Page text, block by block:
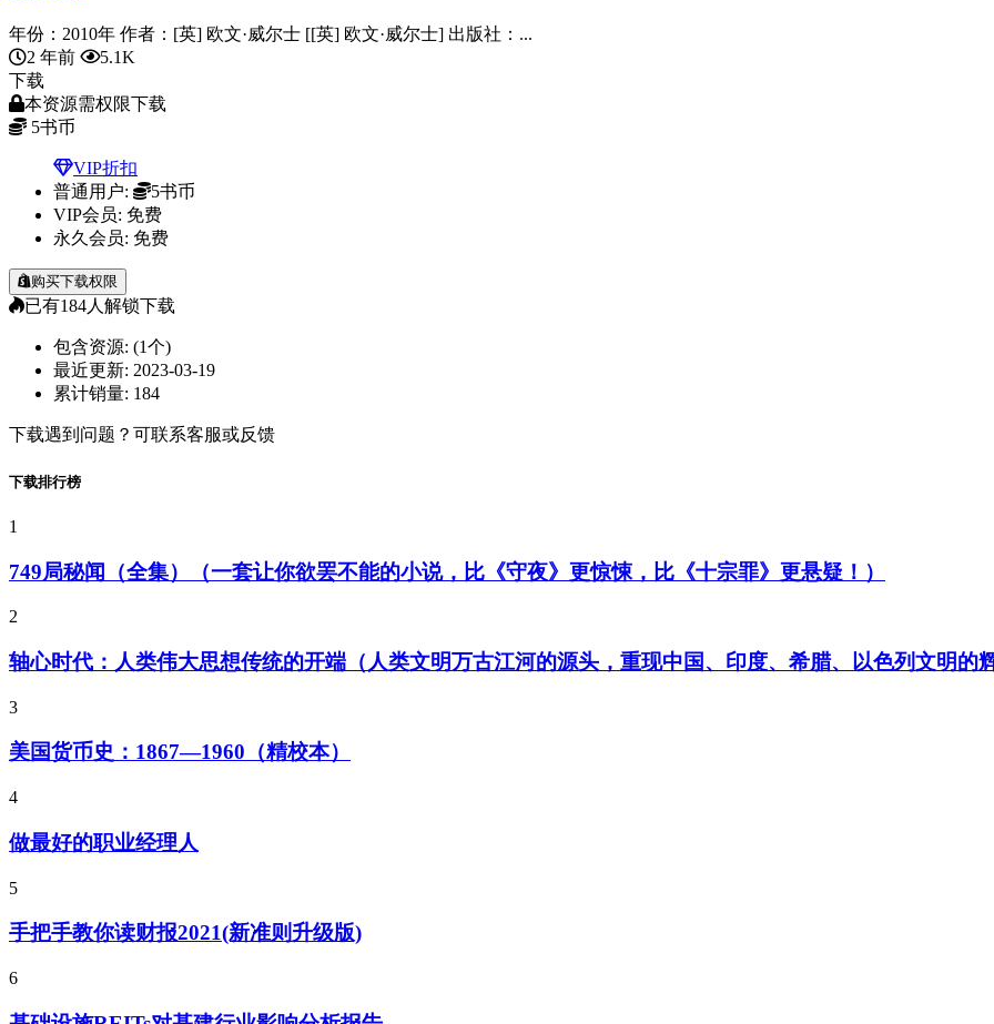
年份：2010年 作者：[英] 欧文·威尔士 [[英] 欧文·威尔士] 出版社：...
2 年前
5.1K
下载
本资源需权限下载
5书币
VIP折扣
普通用户:
5书币
VIP会员: 免费
永久会员: 免费
购买下载权限
已有184人解锁下载
包含资源: (1个)
最近更新: 2023-03-19
累计销量: 184
下载遇到问题？可联系客服或反馈
下载排行榜
1
749局秘闻（全集）（一套让你欲罢不能的小说，比《守夜》更惊悚，比《十宗罪》更悬疑！）
2
轴心时代：人类伟大思想传统的开端（人类文明万古江河的源头，重现中国、印度、希腊、以色列文明的
3
美国货币史：1867—1960（精校本）
4
做最好的职业经理人
5
手把手教你读财报2021(新准则升级版)
6